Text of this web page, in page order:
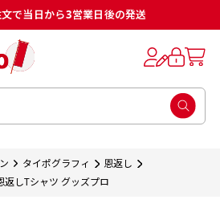
で当日から3営業日後の発送
タイポグラフィ
恩返し
返しTシャツ グッズプロ
タ入稿でのぼり旗を製作
タは基本的にイラストレー
いただいております。
のご注文となります。
したデザインそのものを
プロで販売として取り扱っ
をする際に、考えると良
としては基本的に左側と
ミミ（業界用語でチチと
サイズ一覧
いては以下のサイズ表の通
イズで製作をしたい場合
軽にご相談ください。
サイズ一覧
いては以下のサイズ表の通
イズで製作をしたい場合
軽にご相談ください。
置はのぼり旗に対して上
上辺２か所に対してチチ
ぼり旗自体をポールにく
ついて
置はのぼり旗に対して上
上辺２か所に対してチチ
ぼり旗自体をポールにく
カッター（熱で焼き切る
返し縫いをすることで風
四辺の強度を増す加工で
生地の種類
切り込み）加工とは？
）を入れることで横幕が
うに見せるための加工手